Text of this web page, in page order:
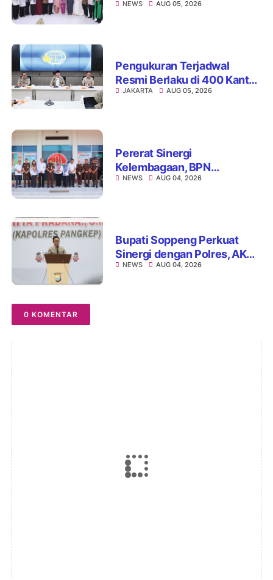
Pelayanan Pertanahan
NEWS AUG 05, 2026
Pengukuran Terjadwal
Resmi Berlaku di 400 Kantor
Pertanahan, ATR/BPN Jamin
JAKARTA AUG 05, 2026
Pererat Sinergi
Kelembagaan, BPN
Kabupaten Soppeng dan
NEWS AUG 04, 2026
Bupati Soppeng Perkuat
Sinergi dengan Polres, AKBP
Hari Budiyanto Siap Layani
NEWS AUG 04, 2026
0 KOMENTAR